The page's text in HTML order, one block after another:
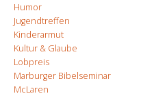
Humor
Jugendtreffen
Kinderarmut
Kultur & Glaube
Lobpreis
Marburger Bibelseminar
McLaren